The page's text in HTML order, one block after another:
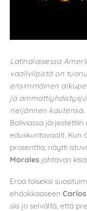
Latinalaisessa
vaalivilpistä on
ensimmäinen
ja
neljännen kautensa.
Boliviassa järjestettiin
eduskuntavaalit. Kun
prosenttia, näytti
Morales johtavan
Eroa toiseksi
ehdokkaaseen
siis jo selvältä, että